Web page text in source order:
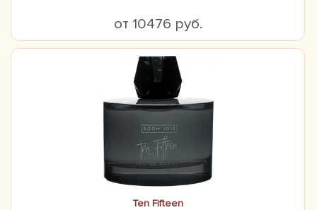
от 10476 руб.
Ten Fifteen